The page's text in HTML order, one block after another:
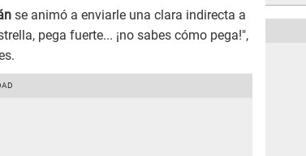
se animó a enviarle una clara indirecta a
pega fuerte... ¡no sabes cómo pega!",